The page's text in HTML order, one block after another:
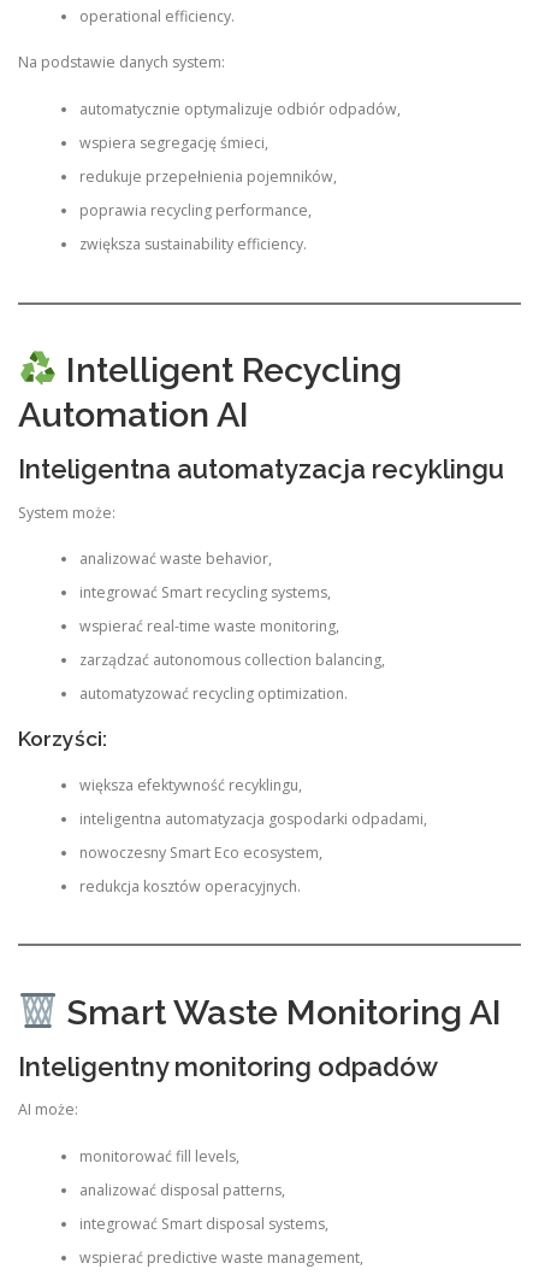
operational efficiency.
Na podstawie danych system:
automatycznie optymalizuje odbiór odpadów,
wspiera segregację śmieci,
redukuje przepełnienia pojemników,
poprawia recycling performance,
zwiększa sustainability efficiency.
Intelligent Recycling
Automation AI
Inteligentna automatyzacja recyklingu
System może:
analizować waste behavior,
integrować Smart recycling systems,
wspierać real-time waste monitoring,
zarządzać autonomous collection balancing,
automatyzować recycling optimization.
Korzyści:
większa efektywność recyklingu,
inteligentna automatyzacja gospodarki odpadami,
nowoczesny Smart Eco ecosystem,
redukcja kosztów operacyjnych.
Smart Waste Monitoring AI
Inteligentny monitoring odpadów
AI może:
monitorować fill levels,
analizować disposal patterns,
integrować Smart disposal systems,
wspierać predictive waste management,